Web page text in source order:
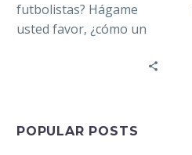
futbolistas? Hágame
usted favor, ¿cómo un
POPULAR POSTS